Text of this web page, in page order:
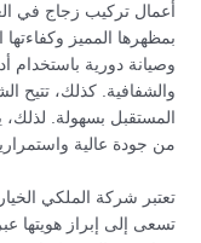
أعمال تركيب زجاج في
بمظهرها المميز
وصيانة دورية
والشفافية. كذلك، تتيح
المستقبل بسهولة.
من جودة عالية
تعتبر شركة الملكي
تسعى إلى إبراز هويتها